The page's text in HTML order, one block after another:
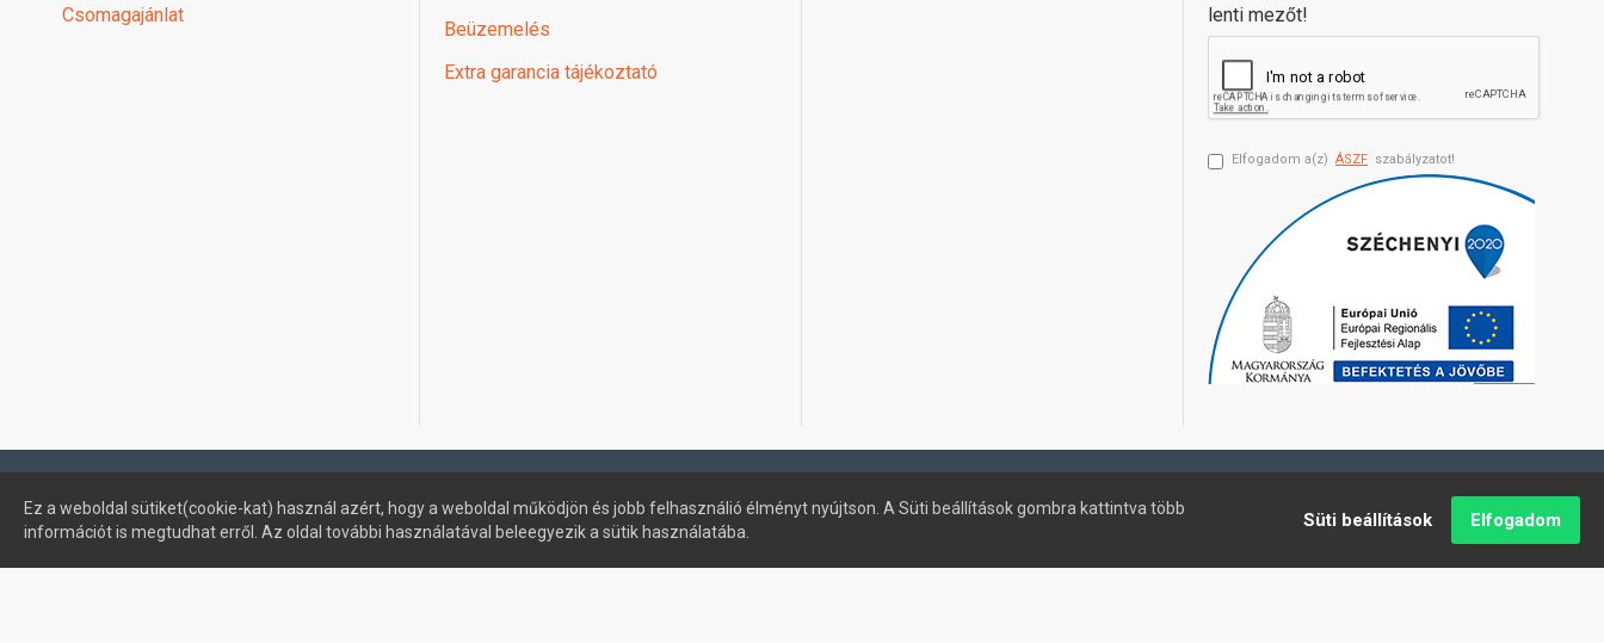
Csomagajánlat
Beüzemelés
Extra garancia tájékoztató
lenti mezőt!
Elfogadom a(z) ÁSZF szabályzatot!
Ez a weboldal sütiket(cookie-kat) használ azért, hogy a weboldal működjön és jobb felhasználió élményt nyújtson. A Süti beállítások gombra kattintva több
információt is megtudhat erről. Az oldal további használatával beleegyezik a sütik használatába.
Süti beállítások Elfogadom